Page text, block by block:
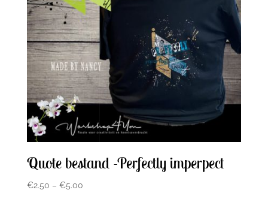
Quote bestand -Perfectly imperpect
€2.50 – €5.00